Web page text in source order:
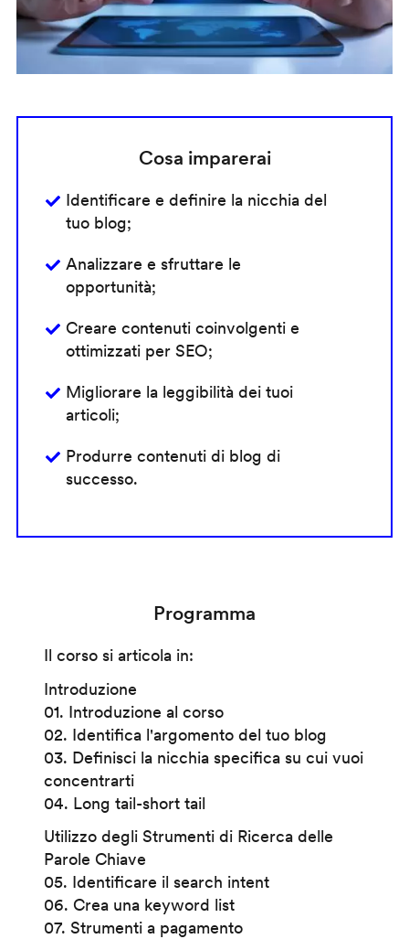
Cosa imparerai
Identificare e definire la nicchia del
tuo blog;
Analizzare e sfruttare le
opportunità;
Creare contenuti coinvolgenti e
ottimizzati per SEO;
Migliorare la leggibilità dei tuoi
articoli;
Produrre contenuti di blog di
successo.
Programma
Il corso si articola in:
Introduzione
01. Introduzione al corso
02. Identifica l'argomento del tuo blog
03. Definisci la nicchia specifica su cui vuoi
concentrarti
04. Long tail-short tail
Utilizzo degli Strumenti di Ricerca delle
Parole Chiave
05. Identificare il search intent
06. Crea una keyword list
07. Strumenti a pagamento